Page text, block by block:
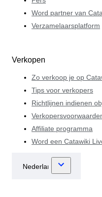
Word partner van
Verzamelaarsplatform
Verkopen
Zo verkoop je op
Tips voor verkopers
Richtlijnen indienen
Affiliate programma
Word een Catawiki